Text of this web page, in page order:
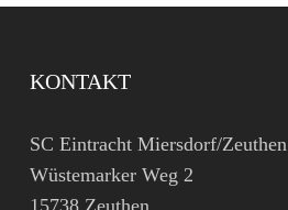
KONTAKT
SC Eintracht Miersdorf/Zeuthen
Wüstemarker Weg 2
15738 Zeuthen